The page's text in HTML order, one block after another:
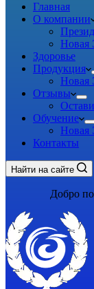
Главная
О компании
Новая
Здоровье
Продукция
Новая
Отзывы
Обучение
Новая
Контакты
Найти на сайте
Добро